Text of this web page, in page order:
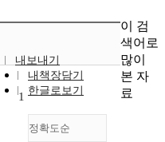
내보내기
내책장담기
한글로보기
정확도순
1
이 검
색어로
많이
본 자
료